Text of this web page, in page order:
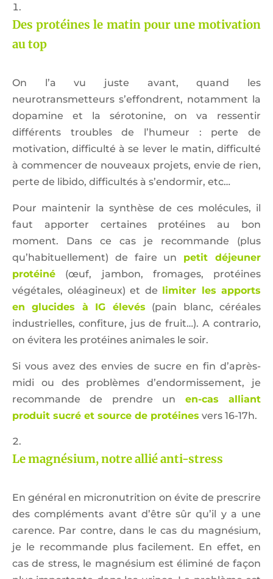
Des protéines le matin pour une motivation
au top
On l’a vu juste avant, quand les
neurotransmetteurs s’effondrent, notamment la
dopamine et la sérotonine, on va ressentir
différents troubles de l’humeur : perte de
motivation, difficulté à se lever le matin, difficulté
à commencer de nouveaux projets, envie de rien,
perte de libido, difficultés à s’endormir, etc…
Pour maintenir la synthèse de ces molécules, il
faut apporter certaines protéines au bon
moment. Dans ce cas je recommande (plus
qu’habituellement) de faire un petit déjeuner
protéiné (œuf, jambon, fromages, protéines
végétales, oléagineux) et de limiter les apports
en glucides à IG élevés (pain blanc, céréales
industrielles, confiture, jus de fruit…). A contrario,
on évitera les protéines animales le soir.
Si vous avez des envies de sucre en fin d’après-
midi ou des problèmes d’endormissement, je
recommande de prendre un en-cas alliant
produit sucré et source de protéines vers 16-17h.
Le magnésium, notre allié anti-stress
En général en micronutrition on évite de prescrire
des compléments avant d’être sûr qu’il y a une
carence. Par contre, dans le cas du magnésium,
je le recommande plus facilement. En effet, en
cas de stress, le magnésium est éliminé de façon